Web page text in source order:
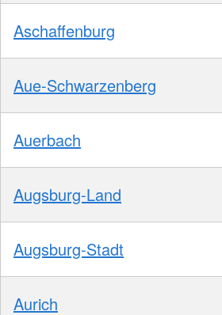
Aschaffenburg
Aue-Schwarzenberg
Auerbach
Augsburg-Land
Augsburg-Stadt
Aurich